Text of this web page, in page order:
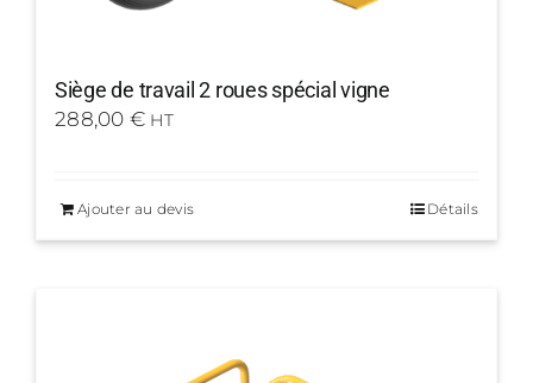
Siège de travail 2 roues spécial vigne
288,00 € HT
Ajouter au devis Détails